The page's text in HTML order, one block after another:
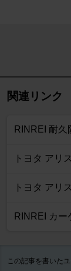
関連リンク
RINREI 耐久
トヨタ アリ
トヨタ アリ
RINREI カ
この記事を書いた